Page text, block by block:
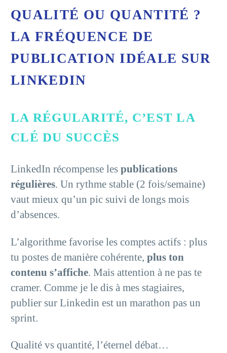
QUALITÉ OU QUANTITÉ ?
LA FRÉQUENCE DE
PUBLICATION IDÉALE SUR
LINKEDIN
LA RÉGULARITÉ, C’EST LA
CLÉ DU SUCCÈS
LinkedIn récompense les publications
régulières. Un rythme stable (2 fois/semaine)
vaut mieux qu’un pic suivi de longs mois
d’absences.
L’algorithme favorise les comptes actifs : plus
tu postes de manière cohérente, plus ton
contenu s’affiche. Mais attention à ne pas te
cramer. Comme je le dis à mes stagiaires,
publier sur Linkedin est un marathon pas un
sprint.
Qualité vs quantité, l’éternel débat…